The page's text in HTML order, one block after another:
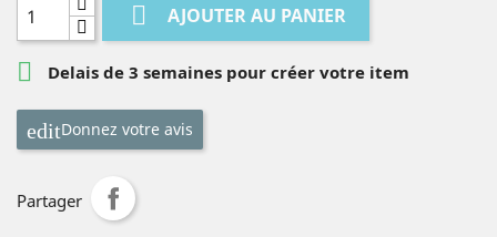
 AJOUTER AU PANIER
 Delais de 3 semaines pour créer votre item
Donnez votre avis
Partager